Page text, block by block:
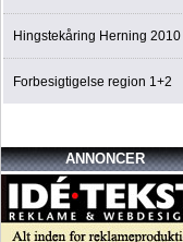
Hingstekåring Herning 2010
Forbesigtigelse region 1+2
ANNONCER